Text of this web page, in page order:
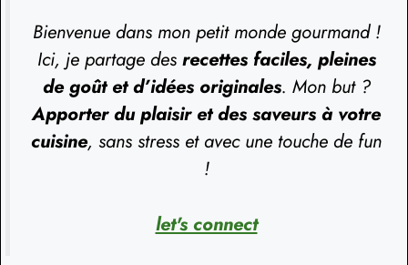
Bienvenue dans mon petit monde gourmand !
Ici, je partage des recettes faciles, pleines
de goût et d’idées originales. Mon but ?
Apporter du plaisir et des saveurs à votre
cuisine, sans stress et avec une touche de fun
!
let's connect